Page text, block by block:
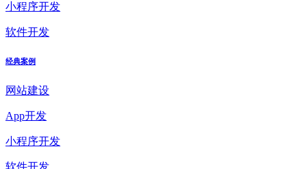
小程序开发
软件开发
经典案例
网站建设
App开发
小程序开发